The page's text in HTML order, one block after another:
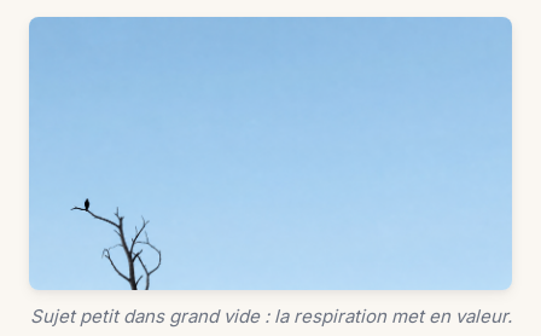
Sujet petit dans grand vide : la respiration met en valeur.